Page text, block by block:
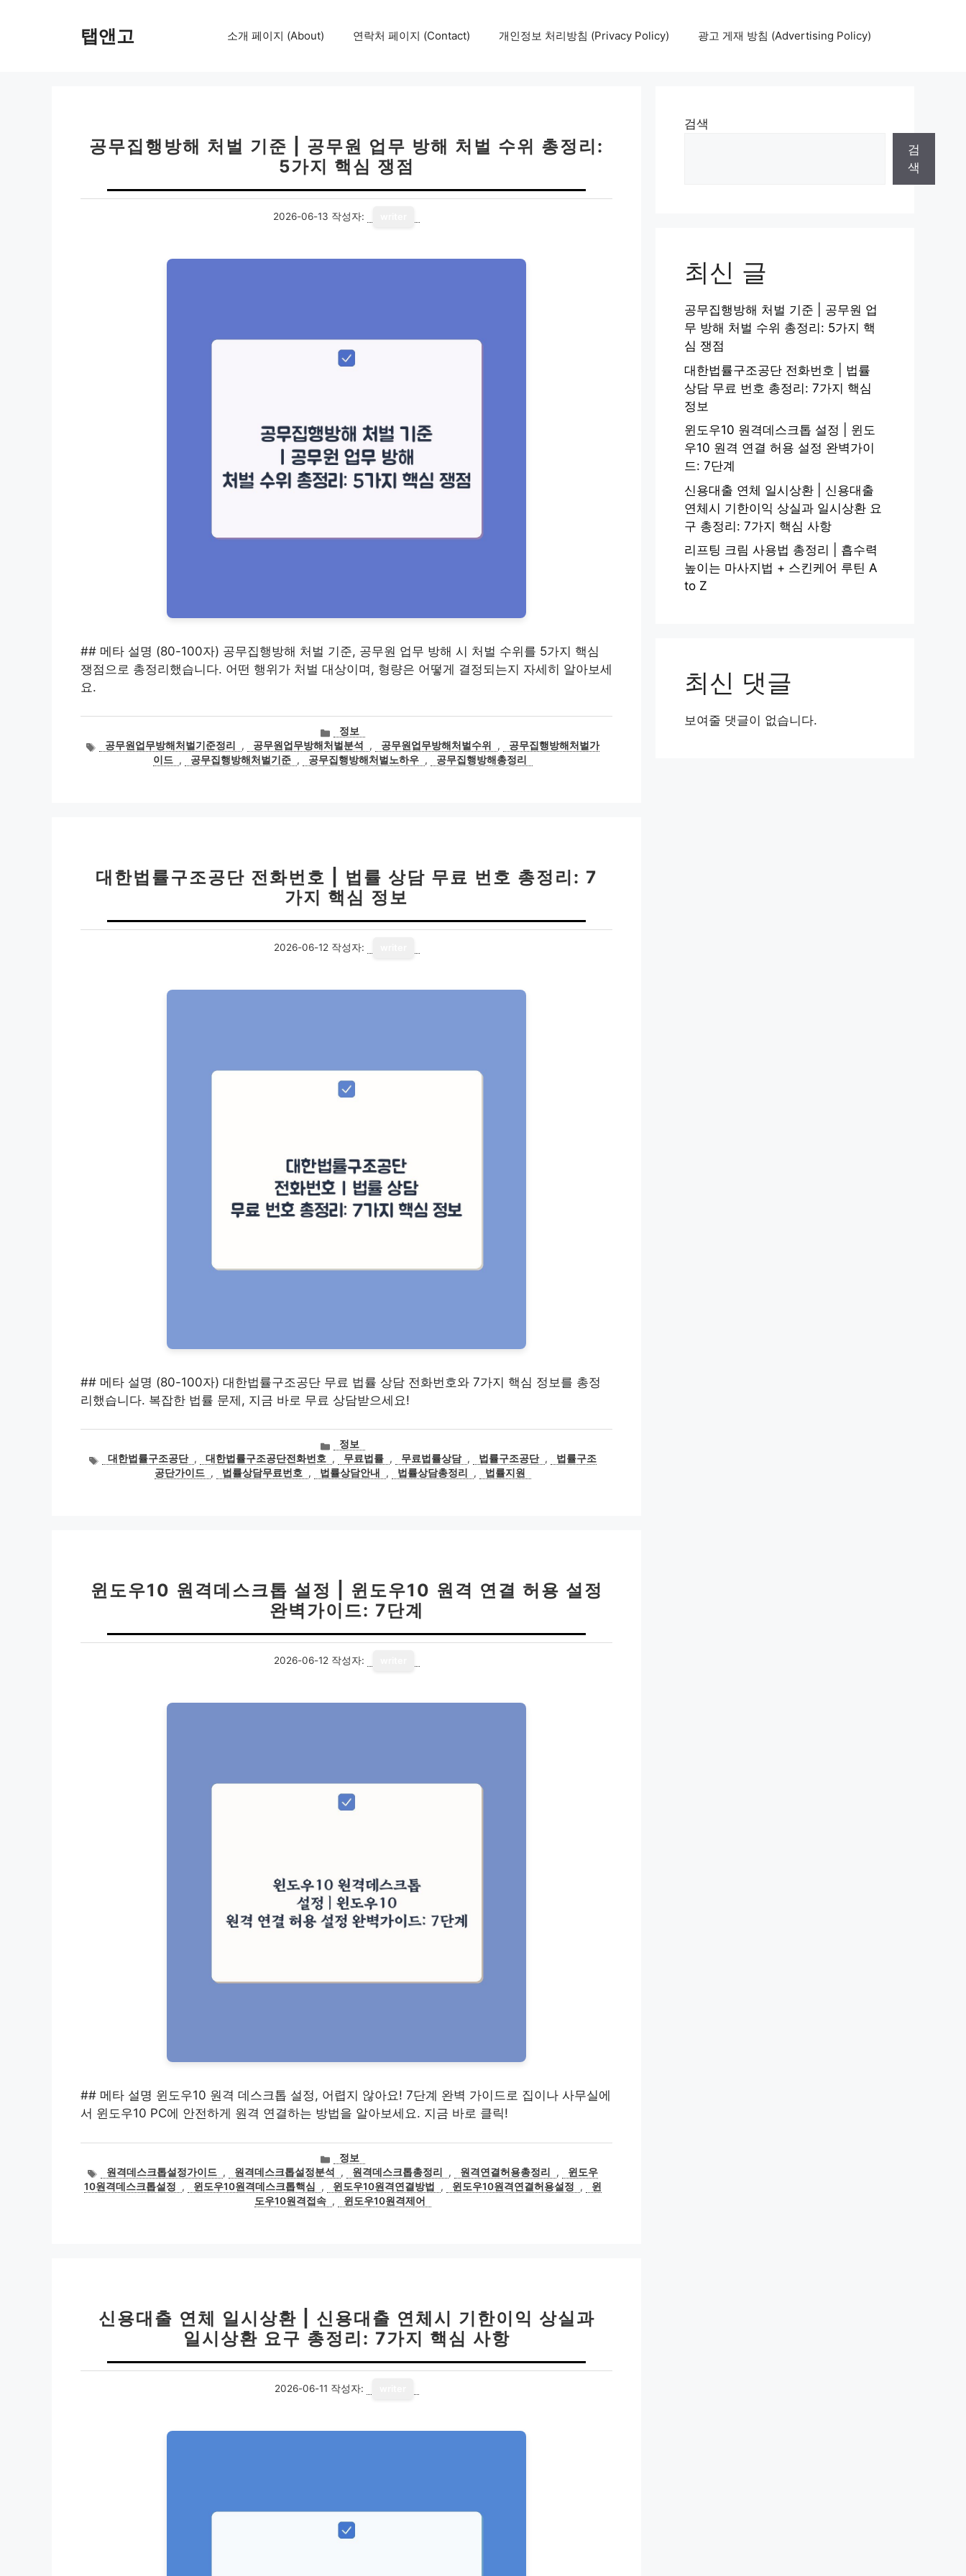
탭앤고 소개 페이지 (About) 연락처 페이지 (Contact) 개인정보 처리방침 (Privacy Policy) 광고 게재 방침 (Advertising Policy)
공무집행방해 처벌 기준 | 공무원 업무 방해 처벌 수위 총정리:
5가지 핵심 쟁점
2026-06-13 작성자:
## 메타 설명 (80-100자) 공무집행방해 처벌 기준, 공무원 업무 방해 시 처벌 수위를 5가지 핵심
쟁점으로 총정리했습니다. 어떤 행위가 처벌 대상이며, 형량은 어떻게 결정되는지 자세히 알아보세
요.
카
테
고
정보
태공무원업무방해처벌기준정리 , 공무원업무방해처벌분석 , 공무원업무방해처벌수위 ,
공무집행방해처벌가
이드 , 공무집행방해처벌기준 , 공무집행방해처벌노하우 , 공무집행방해총정리
대한법률구조공단 전화번호 | 법률 상담 무료 번호 총정리: 7
가지 핵심 정보
2026-06-12 작성자:
## 메타 설명 (80-100자) 대한법률구조공단 무료 법률 상담 전화번호와 7가지 핵심 정보를 총정
리했습니다. 복잡한 법률 문제, 지금 바로 무료 상담받으세요!
카
테
고
정보
태대한법률구조공단 , 대한법률구조공단전화번호 , 무료법률 , 무료법률상담 , 법률구조공단 ,
법률구조
공단가이드 , 법률상담무료번호 , 법률상담안내 , 법률상담총정리 , 법률지원
윈도우10 원격데스크톱 설정 | 윈도우10 원격 연결 허용 설정
완벽가이드: 7단계
2026-06-12 작성자:
## 메타 설명 윈도우10 원격 데스크톱 설정, 어렵지 않아요! 7단계 완벽 가이드로 집이나 사무실에
서 윈도우10 PC에 안전하게 원격 연결하는 방법을 알아보세요. 지금 바로 클릭!
카
테
고
정보
태
그
원격데스크톱설정가이드 , 원격데스크톱설정분석 , 원격데스크톱총정리 , 원격연결허용총정리 ,
윈도우
10원격데스크톱설정
, 윈도우10원격데스크톱핵심 , 윈도우10원격연결방법 , 윈도우10원격연결허용설정 ,
윈
도우10원격접속 , 윈도우10원격제어
신용대출 연체 일시상환 | 신용대출 연체시 기한이익 상실과
일시상환 요구 총정리: 7가지 핵심 사항
2026-06-11 작성자:
검색
검
색
최신 글
공무집행방해 처벌 기준 | 공무원 업
무 방해 처벌 수위 총정리: 5가지 핵
심 쟁점
대한법률구조공단 전화번호 | 법률
상담 무료 번호 총정리: 7가지 핵심
정보
윈도우10 원격데스크톱 설정 | 윈도
우10 원격 연결 허용 설정 완벽가이
드: 7단계
신용대출 연체 일시상환 | 신용대출
연체시 기한이익 상실과 일시상환 요
구 총정리: 7가지 핵심 사항
리프팅 크림 사용법 총정리 | 흡수력
높이는 마사지법 + 스킨케어 루틴 A
to Z
최신 댓글
보여줄 댓글이 없습니다.